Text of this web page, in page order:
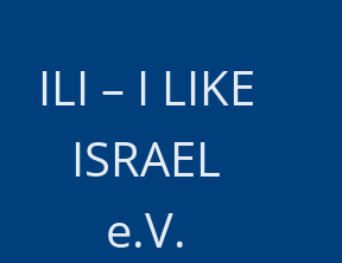
ILI – I LIKE
ISRAEL
e.V.